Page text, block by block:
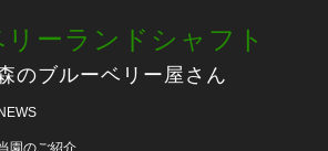
ーランドシャフト
のブルーベリー屋さん
NEWS
園のご紹介